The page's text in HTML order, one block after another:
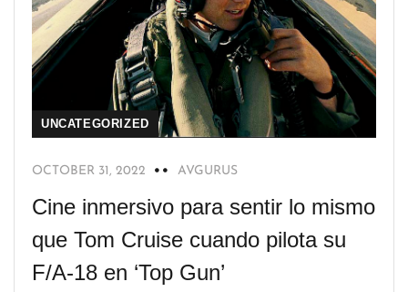
UNCATEGORIZED
OCTOBER 31, 2022 AVGURUS
Cine inmersivo para sentir lo mismo
que Tom Cruise cuando pilota su
F/A-18 en ‘Top Gun’